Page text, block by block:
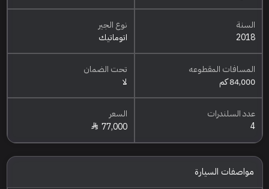
السنة
2018
نوع الجير
اتوماتيك
المسافات المقطوعه
84,000 كم
تحت الضمان
لا
عدد السلندرات
4
السعر
77,000
مواصفات السيارة